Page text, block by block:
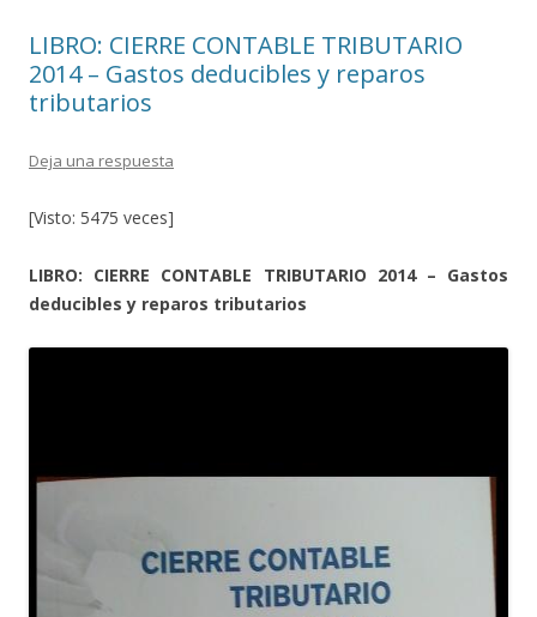
LIBRO: CIERRE CONTABLE TRIBUTARIO
2014 – Gastos deducibles y reparos
tributarios
Deja una respuesta
[Visto: 5475 veces]
LIBRO: CIERRE CONTABLE TRIBUTARIO 2014 – Gastos
deducibles y reparos tributarios